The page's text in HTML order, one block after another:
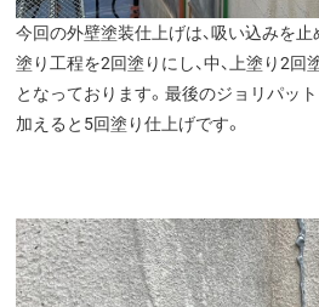
今回の外壁塗装仕上げは、吸い込みを
塗り工程を2回塗りにし、中、上塗り2
となっております。最後のジョリパッ
加えると5回塗り仕上げです。